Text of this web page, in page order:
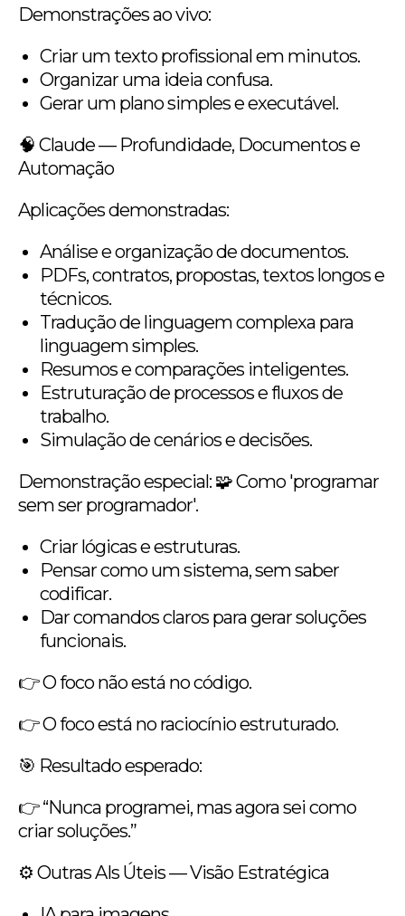
Demonstrações ao vivo:
Criar um texto profissional em minutos.
Organizar uma ideia confusa.
Gerar um plano simples e executável.
🧠 Claude — Profundidade, Documentos e
Automação
Aplicações demonstradas:
Análise e organização de documentos.
PDFs, contratos, propostas, textos longos e
técnicos.
Tradução de linguagem complexa para
linguagem simples.
Resumos e comparações inteligentes.
Estruturação de processos e fluxos de
trabalho.
Simulação de cenários e decisões.
Demonstração especial: 🧩 Como 'programar
sem ser programador'.
Criar lógicas e estruturas.
Pensar como um sistema, sem saber
codificar.
Dar comandos claros para gerar soluções
funcionais.
👉 O foco não está no código.
👉 O foco está no raciocínio estruturado.
🎯 Resultado esperado:
👉 “Nunca programei, mas agora sei como
criar soluções.”
⚙️ Outras AIs Úteis — Visão Estratégica